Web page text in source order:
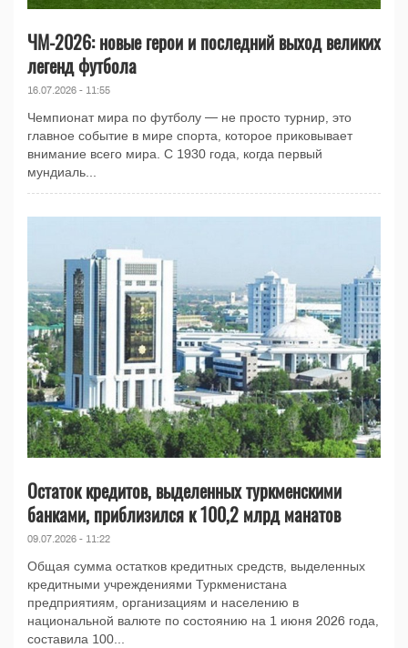
ЧМ-2026: новые герои и последний выход великих
легенд футбола
16.07.2026 - 11:55
Чемпионат мира по футболу — не просто турнир, это
главное событие в мире спорта, которое приковывает
внимание всего мира. С 1930 года, когда первый
мундиаль...
Остаток кредитов, выделенных туркменскими
банками, приблизился к 100,2 млрд манатов
09.07.2026 - 11:22
Общая сумма остатков кредитных средств, выделенных
кредитными учреждениями Туркменистана
предприятиям, организациям и населению в
национальной валюте по состоянию на 1 июня 2026 года,
составила 100...